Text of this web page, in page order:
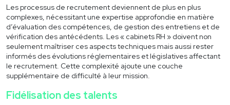
Les processus de recrutement deviennent de plus en plus
complexes, nécessitant une expertise approfondie en matière
d’évaluation des compétences, de gestion des entretiens et de
vérification des antécédents. Les « cabinets RH » doivent non
seulement maîtriser ces aspects techniques mais aussi rester
informés des évolutions réglementaires et législatives affectant
le recrutement. Cette complexité ajoute une couche
supplémentaire de difficulté à leur mission.
Fidélisation des talents